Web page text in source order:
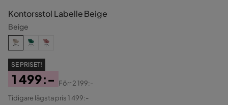
Kontorsstol Labelle Beige
Beige
SE PRISET!
Pris
1 499:-
Original
Förr2 199:-
Tidigare lägsta pris 1 499:-